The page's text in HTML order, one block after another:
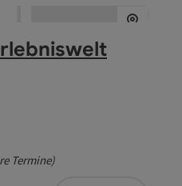
Termine)